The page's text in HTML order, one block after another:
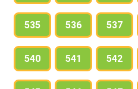
535 536 537
540 541 542